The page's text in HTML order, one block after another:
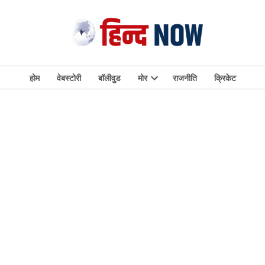
होम वेबस्टोरी बॉलीवुड मोर
Open
राजनीति क्रिकेट